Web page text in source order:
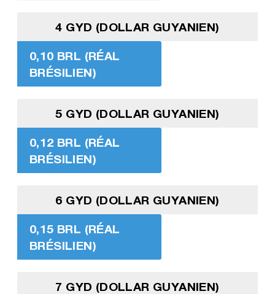
4 GYD (DOLLAR GUYANIEN)
0,10 BRL (RÉAL
BRÉSILIEN)
5 GYD (DOLLAR GUYANIEN)
0,12 BRL (RÉAL
BRÉSILIEN)
6 GYD (DOLLAR GUYANIEN)
0,15 BRL (RÉAL
BRÉSILIEN)
7 GYD (DOLLAR GUYANIEN)